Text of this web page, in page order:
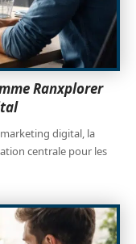
Ranxplorer
digital, la
centrale pour les